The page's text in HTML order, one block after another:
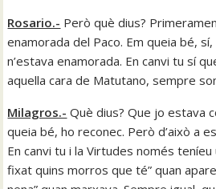
Rosario.- Però què dius?
enamorada del Paco. Em queia bé,
n’estava enamorada. En canvi tu sí
aquella cara de Matutano, sempre
Milagros.- Què dius? Que jo estava
queia bé, ho reconec. Però d’això a
En canvi tu i la Virtudes només teníeu
fixat quins morros que té” quan